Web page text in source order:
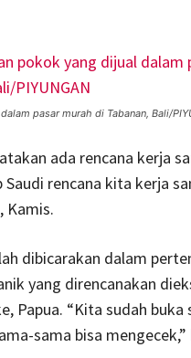
pasar murah di Tabanan, Bali/
ada rencana kerja
rencana kita kerja
Kamis.
dibicarakan dalam
yang direncanakan
Papua. “Kita sudah buka
sama bisa mengecek,”